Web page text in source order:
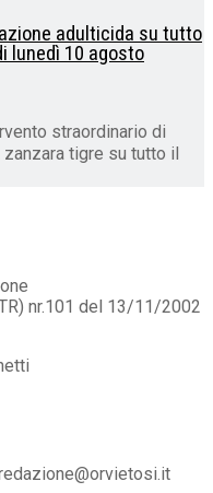
adulticida su tutto
lunedì 10 agosto
straordinario di
tigre su tutto il
nr.101 del 13/11/2002